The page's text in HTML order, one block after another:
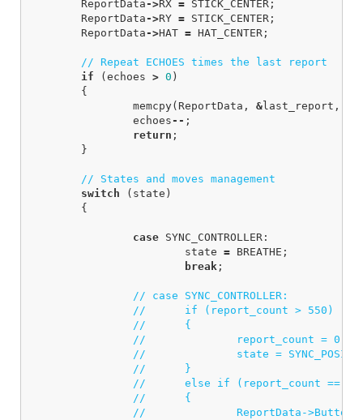
ReportData ->RX = STICK_CENTER ;
ReportData ->RY = STICK_CENTER ;
ReportData ->HAT = HAT_CENTER ;
// Repeat ECHOES times the last report
if
( echoes > 0 )
{
memcpy( ReportData , & last_report ,
echoes -- ;
return ;
}
// States and moves management
switch
( state )
{
case SYNC_CONTROLLER :
state = BREATHE ;
break ;
// case SYNC_CONTROLLER:
// 	if (report_count > 550)
// 	{
// 		report_count = 0;
// 		state =
// 	}
// 	else if (report_count ==
// 	{
// 		ReportData-